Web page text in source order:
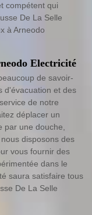
compétent qui
De La Selle
à Arneodo
Electricité
de savoir-
d'évacuation et des
de notre
déplacer un
par une douche,
disposons des
vous fournir des
dans le
saura satisfaire tous
De La Selle